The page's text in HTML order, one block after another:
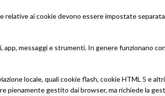
ai cookie devono essere impostate
app, messaggi e strumenti. In genere funzionano
locale, quali cookie flash, cookie HTML 5 e
pienamente gestito dai browser, ma richiede la